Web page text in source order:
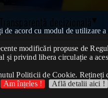
acord cu modul de utilizare
modificări propuse de
și privind libera circulație a
Politicii de Cookie.
Am înțeles ! Află detalii aici !
Transparență decizională